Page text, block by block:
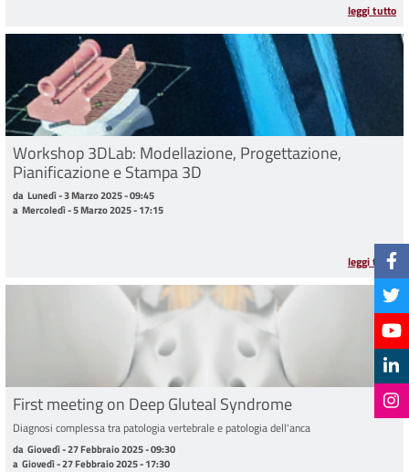
leggi tutto
Workshop 3DLab: Modellazione, Progettazione,
Pianificazione e Stampa 3D
da Lunedì - 3 Marzo 2025 - 09:45 a Mercoledì - 5 Marzo 2025 - 17:15
da Lunedì - 3 Marzo 2025 - 09:45
a Mercoledì - 5 Marzo 2025 - 17:15
leggi tutto
First meeting on Deep Gluteal Syndrome
Diagnosi complessa tra patologia vertebrale e patologia dell'anca
da Giovedì - 27 Febbraio 2025 - 09:30 a Giovedì - 27 Febbraio 2025 - 17:30
da Giovedì - 27 Febbraio 2025 - 09:30
a Giovedì - 27 Febbraio 2025 - 17:30